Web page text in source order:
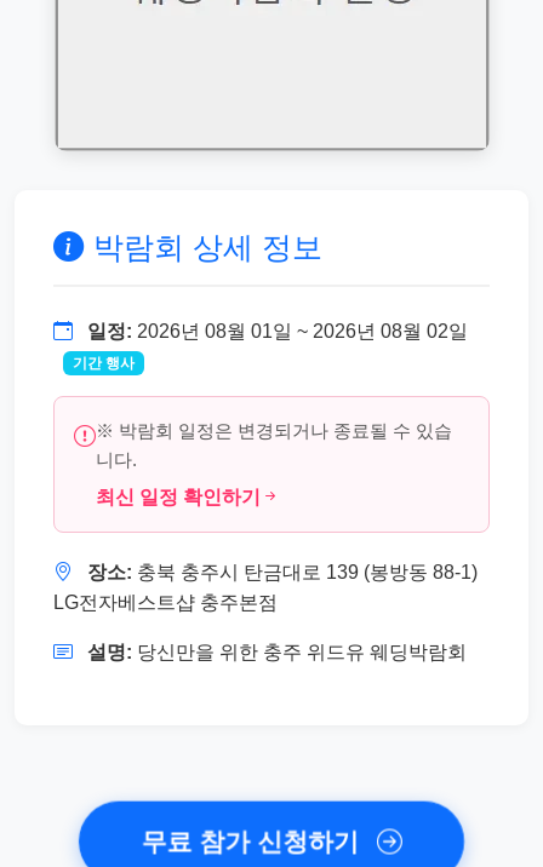
박람회 상세 정보
일정: 2026년 08월 01일 ~ 2026년 08월 02일
기간 행사
※ 박람회 일정은 변경되거나 종료될 수 있습
니다.
최신 일정 확인하기
장소: 충북 충주시 탄금대로 139 (봉방동 88-1)
LG전자베스트샵 충주본점
설명: 당신만을 위한 충주 위드유 웨딩박람회
무료 참가 신청하기